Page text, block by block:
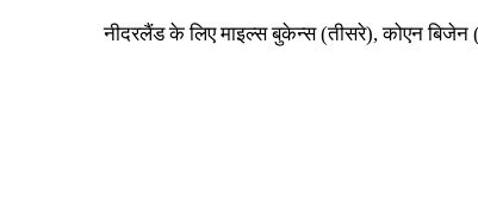
नीदरलैंड के लिए माइल्स बुकेन्स (तीसरे), कोएन